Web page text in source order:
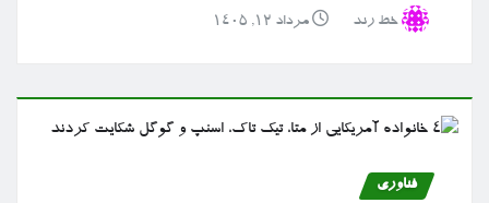
خط رند مرداد ۱۲, ۱۴۰۵
فناوری